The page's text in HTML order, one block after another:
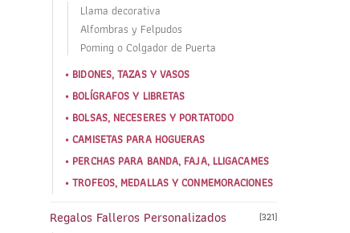
Llama decorativa
Alfombras y Felpudos
Poming o Colgador de Puerta
BIDONES, TAZAS Y VASOS
BOLÍGRAFOS Y LIBRETAS
BOLSAS, NECESERES Y PORTATODO
CAMISETAS PARA HOGUERAS
PERCHAS PARA BANDA, FAJA, LLIGACAMES
TROFEOS, MEDALLAS Y CONMEMORACIONES
Regalos Falleros Personalizados (321)